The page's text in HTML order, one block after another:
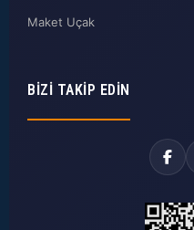
Maket Uçak
BIZI TAKIP EDIN